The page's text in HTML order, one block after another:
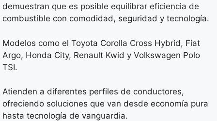
demuestran que es posible equilibrar eficiencia de
combustible con comodidad, seguridad y tecnología.
Modelos como el Toyota Corolla Cross Hybrid, Fiat
Argo, Honda City, Renault Kwid y Volkswagen Polo
TSI.
Atienden a diferentes perfiles de conductores,
ofreciendo soluciones que van desde economía pura
hasta tecnología de vanguardia.